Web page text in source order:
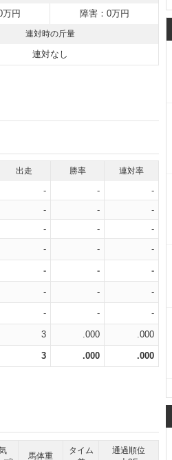
万円 障害：0万円
連対時の斤量
連対なし
出走 勝率 連対率
- -
-
- -
-
- -
-
- - -
- - -
- - -
- - -
3 .000 .000
3 .000 .000
馬体重
タイム
通過順位